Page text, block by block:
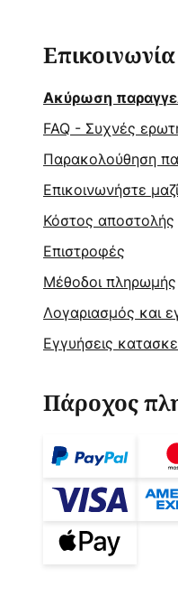
Ακύρωση
FAQ - Συχνές
Παρακολούθηση
Επικοινωνήστε
Κόστος αποστολής
Επιστροφές
Μέθοδοι πληρωμής
Λογαριασμός και
Εγγυήσεις
Πάροχος